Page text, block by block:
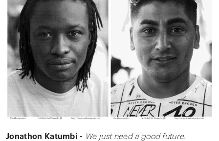
Jonathon Katumbi - We just need a good future.